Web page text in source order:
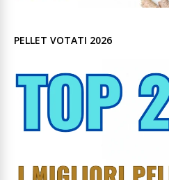
PELLET VOTATI 2026